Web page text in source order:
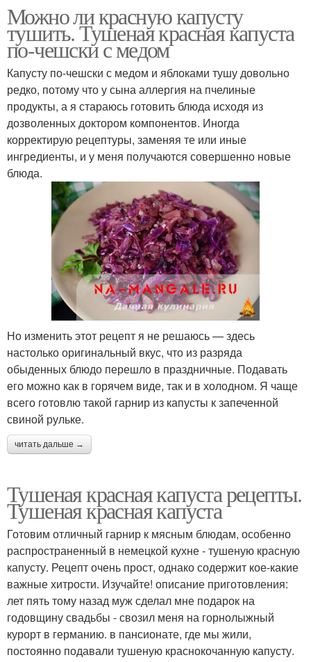
Можно ли красную капусту
тушить. Тушеная красная капуста
по-чешски с медом
Капусту по-чешски с медом и яблоками тушу довольно
редко, потому что у сына аллергия на пчелиные
продукты, а я стараюсь готовить блюда исходя из
дозволенных доктором компонентов. Иногда
корректирую рецептуры, заменяя те или иные
ингредиенты, и у меня получаются совершенно новые
блюда.
Но изменить этот рецепт я не решаюсь — здесь
настолько оригинальный вкус, что из разряда
обыденных блюдо перешло в праздничные. Подавать
его можно как в горячем виде, так и в холодном. Я чаще
всего готовлю такой гарнир из капусты к запеченной
свиной рульке.
читать дальше →
Тушеная красная капуста рецепты.
Тушеная красная капуста
Готовим отличный гарнир к мясным блюдам, особенно
распространенный в немецкой кухне - тушеную красную
капусту. Рецепт очень прост, однако содержит кое-какие
важные хитрости. Изучайте! описание приготовления:
лет пять тому назад муж сделал мне подарок на
годовщину свадьбы - свозил меня на горнолыжный
курорт в германию. в пансионате, где мы жили,
постоянно подавали тушеную краснокочанную капусту.